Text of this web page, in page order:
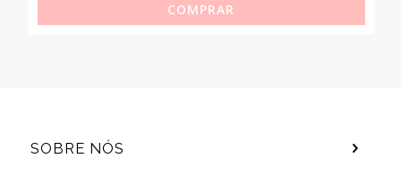
COMPRAR
SOBRE NÓS